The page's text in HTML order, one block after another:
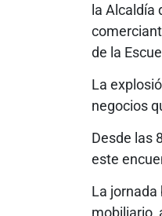
la Alcaldía
de la
La
negocios
Desde las
este
La
mobiliario,